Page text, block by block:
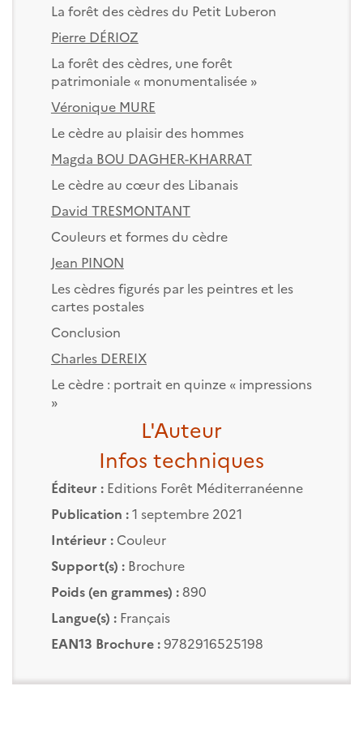
La forêt des cèdres du Petit Luberon
Pierre DÉRIOZ
La forêt des cèdres, une forêt
patrimoniale « monumentalisée »
Véronique MURE
Le cèdre au plaisir des hommes
Magda BOU DAGHER-KHARRAT
Le cèdre au cœur des Libanais
David TRESMONTANT
Couleurs et formes du cèdre
Jean PINON
Les cèdres figurés par les peintres et les
cartes postales
Conclusion
Charles DEREIX
Le cèdre : portrait en quinze « impressions
»
L'Auteur
Infos techniques
Éditeur : Editions Forêt Méditerranéenne
Publication :1 septembre 2021
Intérieur :Couleur
Support(s) :Brochure
Poids (en grammes) :890
Langue(s) :Français
EAN13 Brochure :9782916525198